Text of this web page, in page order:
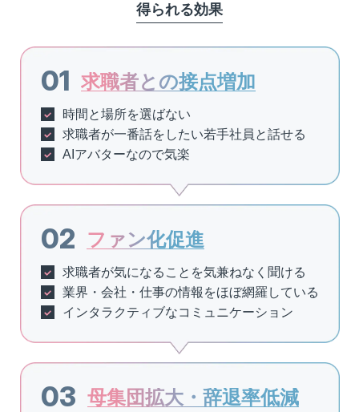
得られる効果
求職者との接点増加
時間と場所を選ばない
求職者が一番話をしたい若手社員と話せる
AIアバターなので気楽
ファン化促進
求職者が気になることを気兼ねなく聞ける
業界・会社・仕事の情報をほぼ網羅している
インタラクティブなコミュニケーション
母集団拡大・辞退率低減